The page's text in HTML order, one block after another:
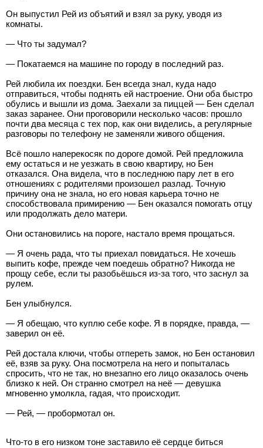
Он выпустил Рей из объятий и взял за руку, уводя из
комнаты.
— Что ты задумал?
— Покатаемся на машине по городу в последний раз.
Рей любила их поездки. Бен всегда знал, куда надо
отправиться, чтобы поднять ей настроение. Они оба быстро
обулись и вышли из дома. Заехали за пиццей — Бен сделал
заказ заранее. Они проговорили несколько часов: прошло
почти два месяца с тех пор, как они виделись, а регулярные
разговоры по телефону не заменяли живого общения.
Всё пошло наперекосяк по дороге домой. Рей предложила
ему остаться и не уезжать в свою квартиру, но Бен
отказался. Она видела, что в последнюю пару лет в его
отношениях с родителями произошел разлад. Точную
причину она не знала, но его новая карьера точно не
способствовала примирению — Бен оказался помогать отцу
или продолжать дело матери.
Они остановились на пороге, настало время прощаться.
— Я очень рада, что ты приехал повидаться. Не хочешь
выпить кофе, прежде чем поедешь обратно? Никогда не
прощу себе, если ты разобьёшься из-за того, что заснул за
рулем.
Бен улыбнулся.
— Я обещаю, что куплю себе кофе. Я в порядке, правда, —
заверил он её.
Рей достала ключи, чтобы отпереть замок, но Бен остановил
её, взяв за руку. Она посмотрела на него и попыталась
спросить, что не так, но внезапно его лицо оказалось очень
близко к ней. Он странно смотрел на неё — девушка
мгновенно умолкла, гадая, что происходит.
— Рей, — пробормотал он.
Что-то в его низком тоне заставило её сердце биться